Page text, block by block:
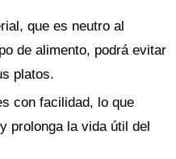
que es neutro al
de alimento, podrá evitar
platos.
con facilidad, lo que
prolonga la vida útil del